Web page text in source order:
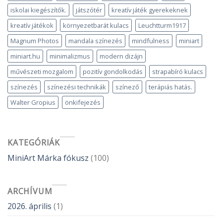
iskolai kiegészítők.
játszótér
kreatív játék gyerekeknek
kreatív játékok
környezetbarát kulacs
Leuchtturm1917
Magnum Photos
mandala színezés mindfulness
miniart
miniart.hu
minimalizmus
modern dizájn
művészeti mozgalom
pozitív gondolkodás
strapabíró kulacs
színezés
színezési technikák színező
terápiás hatás.
Walter Gropius
önkifejezés
KATEGÓRIÁK
MiniArt Márka fókusz (100)
ARCHÍVUM
2026. április (1)